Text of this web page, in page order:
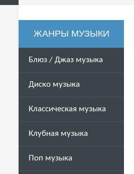
ЖАНРЫ МУЗЫКИ
Блюз / Джаз музыка
Диско музыка
Классическая музыка
Клубная музыка
Поп музыка